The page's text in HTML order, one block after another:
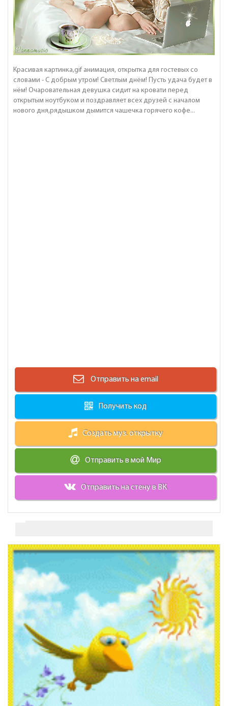
Красивая картинка,gif анимация, открытка для гостевых со
словами - С добрым утром! Светлым днём! Пусть удача будет в
нём! Очаровательная девушка сидит на кровати перед
открытым ноутбуком и поздравляет всех друзей с началом
нового дня,рядышком дымится чашечка горячего кофе...
Отправить на email
Получить код
Создать муз. открытку
Отправить в мой Мир
Отправить на стену в ВК